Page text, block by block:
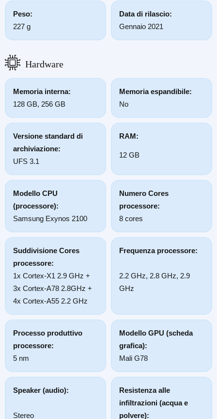
Peso:
227 g
Data di rilascio:
Gennaio 2021
Hardware
Memoria interna:
128 GB, 256 GB
Memoria espandibile:
No
Versione standard di
archiviazione:
UFS 3.1
RAM:
12 GB
Modello CPU
(processore):
Samsung Exynos 2100
Numero Cores
processore:
8 cores
Suddivisione Cores
processore:
1x Cortex-X1 2.9 GHz +
3x Cortex-A78 2.8GHz +
4x Cortex-A55 2.2 GHz
Frequenza processore:
2.2 GHz, 2.8 GHz, 2.9
GHz
Processo produttivo
processore:
5 nm
Modello GPU (scheda
grafica):
Mali G78
Speaker (audio):
Stereo
Resistenza alle
infiltrazioni (acqua e
polvere):